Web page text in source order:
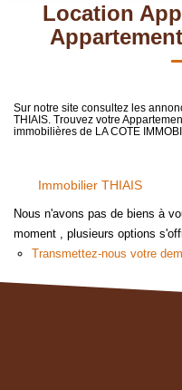
Sélectionnez...
Type de bien
Créer une alerte
Location
Sur notre site consultez les
THIAIS. Trouvez votre
immobilières de LA COTE
Immobilier THIAIS
Nous n'avons pas de biens à
moment , plusieurs options
Transmettez-nous votre